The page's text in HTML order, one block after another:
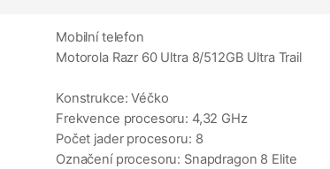
Mobilní telefon
Motorola Razr 60 Ultra 8/512GB Ultra Trail
Konstrukce: Véčko
Frekvence procesoru: 4,32 GHz
Počet jader procesoru: 8
Označení procesoru: Snapdragon 8 Elite